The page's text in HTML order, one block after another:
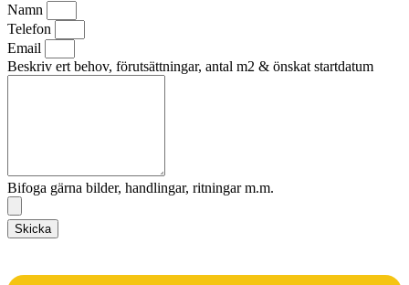
Namn
Telefon
Email
Beskriv ert behov, förutsättningar, antal m2 & önskat startdatum
Bifoga gärna bilder, handlingar, ritningar m.m.
Skicka